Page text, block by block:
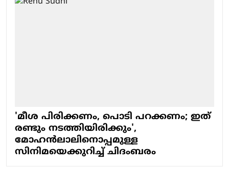
'മീശ പിരിക്കണം, പൊടി പറക്കണം; ഇത്
രണ്ടും നടത്തിയിരിക്കും',
മോഹൻലാലിനൊപ്പമുള്ള
സിനിമയെക്കുറിച്ച് ചിദംബരം